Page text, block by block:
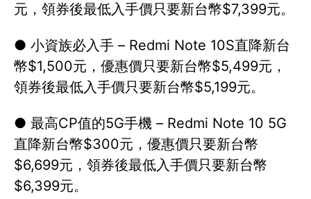
元，領券後最低入手價只要新台幣$7,399元。
● 小資族必入手 – Redmi Note 10S直降新台
幣$1,500元，優惠價只要新台幣$5,499元，
領券後最低入手價只要新台幣$5,199元。
● 最高CP值的5G手機 – Redmi Note 10 5G
直降新台幣$300元，優惠價只要新台幣
$6,699元，領券後最低入手價只要新台幣
$6,399元。